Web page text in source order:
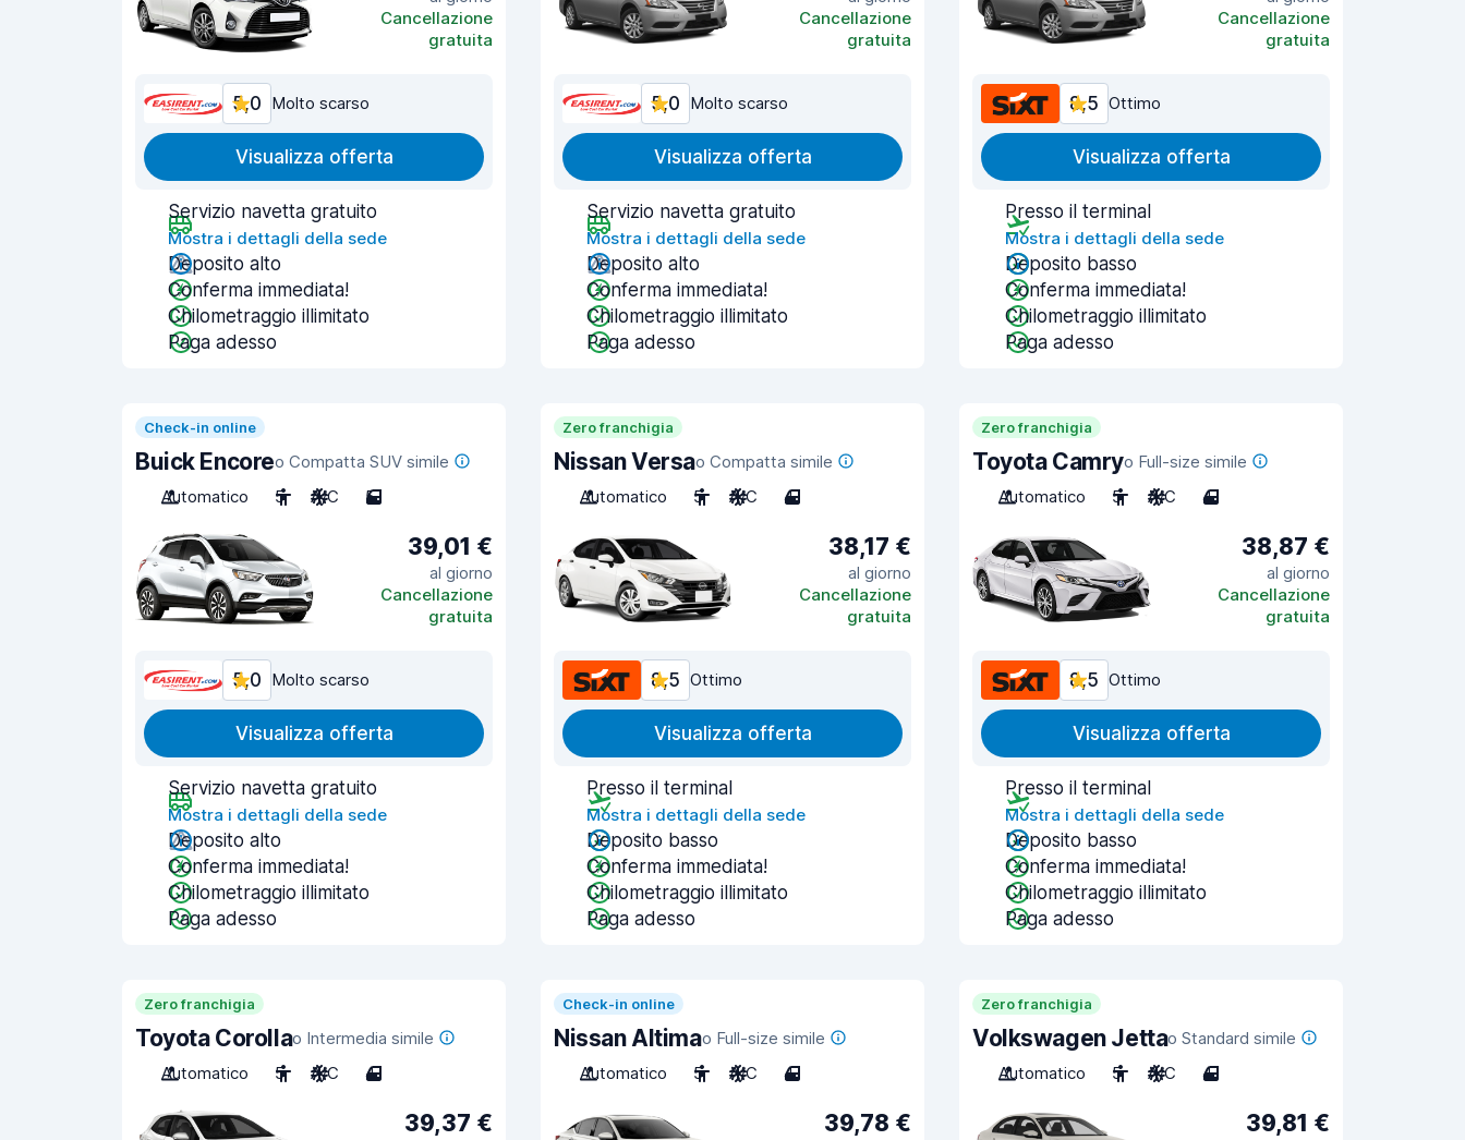
Cancellazione
gratuita
5,0 Molto scarso
Visualizza offerta
Servizio navetta gratuito
Mostra i dettagli della sede
Deposito alto
Conferma immediata!
Chilometraggio illimitato
Paga adesso
Cancellazione
gratuita
5,0 Molto scarso
Visualizza offerta
Servizio navetta gratuito
Mostra i dettagli della sede
Deposito alto
Conferma immediata!
Chilometraggio illimitato
Paga adesso
Cancellazione
gratuita
8,5 Ottimo
Visualizza offerta
Presso il terminal
Mostra i dettagli della sede
Deposito basso
Conferma immediata!
Chilometraggio illimitato
Paga adesso
Check-in online
Buick Encoreo Compatta SUV simile
Automatico
5 A/C 5
39,01 €
al giorno
Cancellazione
gratuita
5,0 Molto scarso
Visualizza offerta
Servizio navetta gratuito
Mostra i dettagli della sede
Deposito alto
Conferma immediata!
Chilometraggio illimitato
Paga adesso
Zero franchigia
Nissan Versao Compatta simile
Automatico
5 A/C 4
38,17 €
al giorno
Cancellazione
gratuita
8,5 Ottimo
Visualizza offerta
Presso il terminal
Mostra i dettagli della sede
Deposito basso
Conferma immediata!
Chilometraggio illimitato
Paga adesso
Zero franchigia
Toyota Camryo Full-size simile
Automatico
5 A/C 4
38,87 €
al giorno
Cancellazione
gratuita
8,5 Ottimo
Visualizza offerta
Presso il terminal
Mostra i dettagli della sede
Deposito basso
Conferma immediata!
Chilometraggio illimitato
Paga adesso
Zero franchigia
Toyota Corollao Intermedia simile
Automatico
5 A/C 4
39,37 €
Check-in online
Nissan Altimao Full-size simile
Automatico
5 A/C 4
39,78 €
Zero franchigia
Volkswagen Jettao Standard simile
Automatico
5 A/C 4
39,81 €